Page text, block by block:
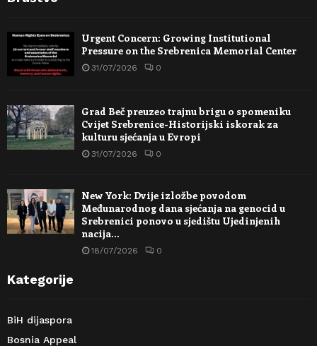
Urgent Concern: Growing Institutional
Pressure on the Srebrenica Memorial Center
31/07/2026 0
Grad Beč preuzeo trajnu brigu o spomeniku
Cvijet Srebrenice-Historijski iskorak za
kulturu sjećanja u Evropi
31/07/2026 0
New York: Dvije izložbe povodom
Međunarodnog dana sjećanja na genocid u
Srebrenici ponovo u sjedištu Ujedinjenih
nacija…
18/07/2026 0
Kategorije
BiH dijaspora
Bosnia Appeal